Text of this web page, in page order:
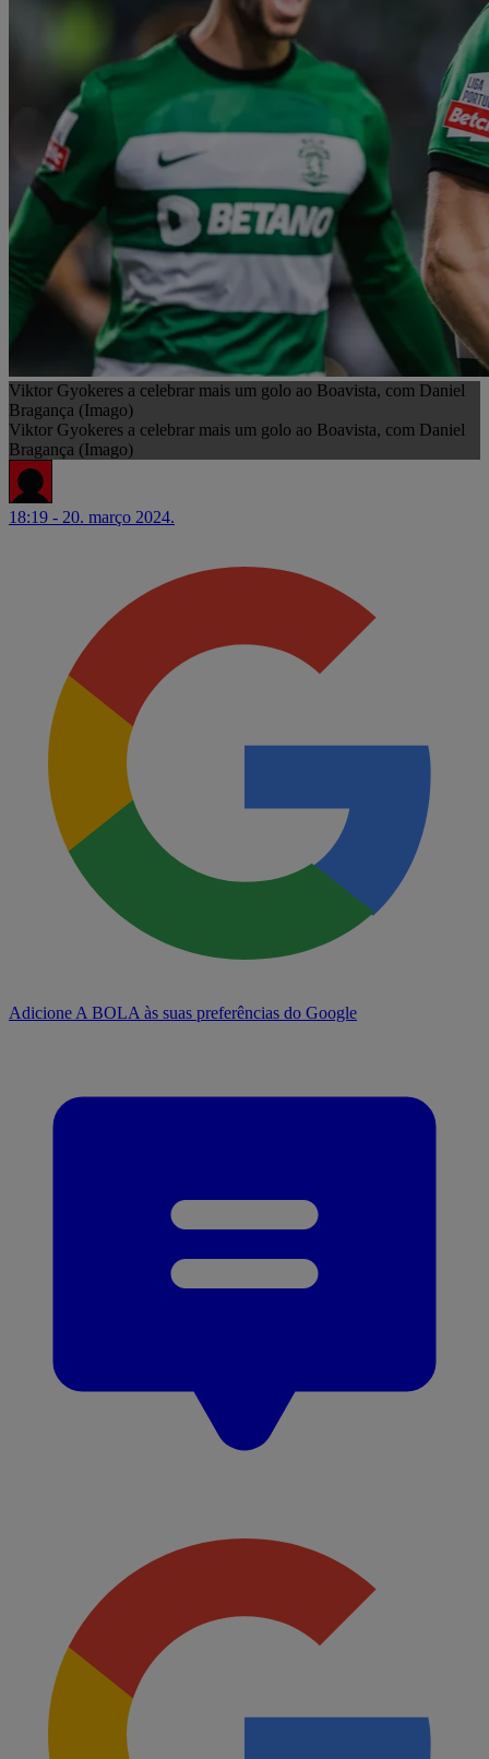
Viktor Gyokeres a celebrar mais um golo ao Boavista, com Daniel
Bragança (Imago)
Viktor Gyokeres a celebrar mais um golo ao Boavista, com Daniel
Bragança (Imago)
18:19 - 20. março 2024.
Adicione A BOLA às suas preferências do Google